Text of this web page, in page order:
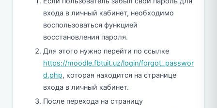
входа в личный кабинет, необходимо
воспользоваться функцией
восстановления пароля.
Для этого нужно перейти по ссылке
https://moodle.fbtuit.uz/login/forgot_passwor
d.php, которая находится на странице
входа в личный кабинет.
После перехода на страницу